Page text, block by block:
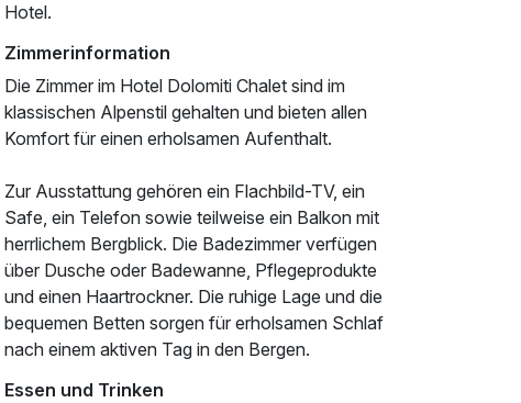
Hotel.
Zimmerinformation
Die Zimmer im Hotel Dolomiti Chalet sind im
klassischen Alpenstil gehalten und bieten allen
Komfort für einen erholsamen Aufenthalt.
Zur Ausstattung gehören ein Flachbild-TV, ein
Safe, ein Telefon sowie teilweise ein Balkon mit
herrlichem Bergblick. Die Badezimmer verfügen
über Dusche oder Badewanne, Pflegeprodukte
und einen Haartrockner. Die ruhige Lage und die
bequemen Betten sorgen für erholsamen Schlaf
nach einem aktiven Tag in den Bergen.
Essen und Trinken